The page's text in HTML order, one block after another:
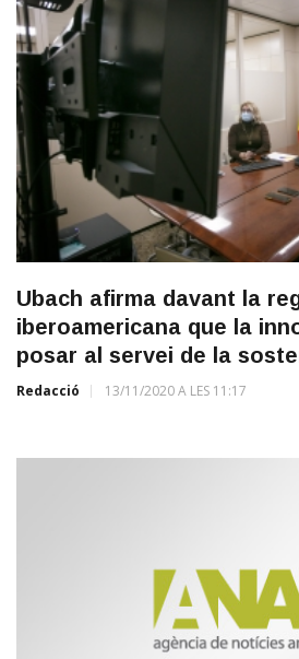
Ubach afirma davant la
iberoamericana que la
posar al servei de la
Redacció 13/11/2020 A LES 11:17